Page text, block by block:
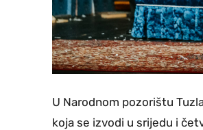
U Narodnom pozorištu
koja se izvodi u srijedu i